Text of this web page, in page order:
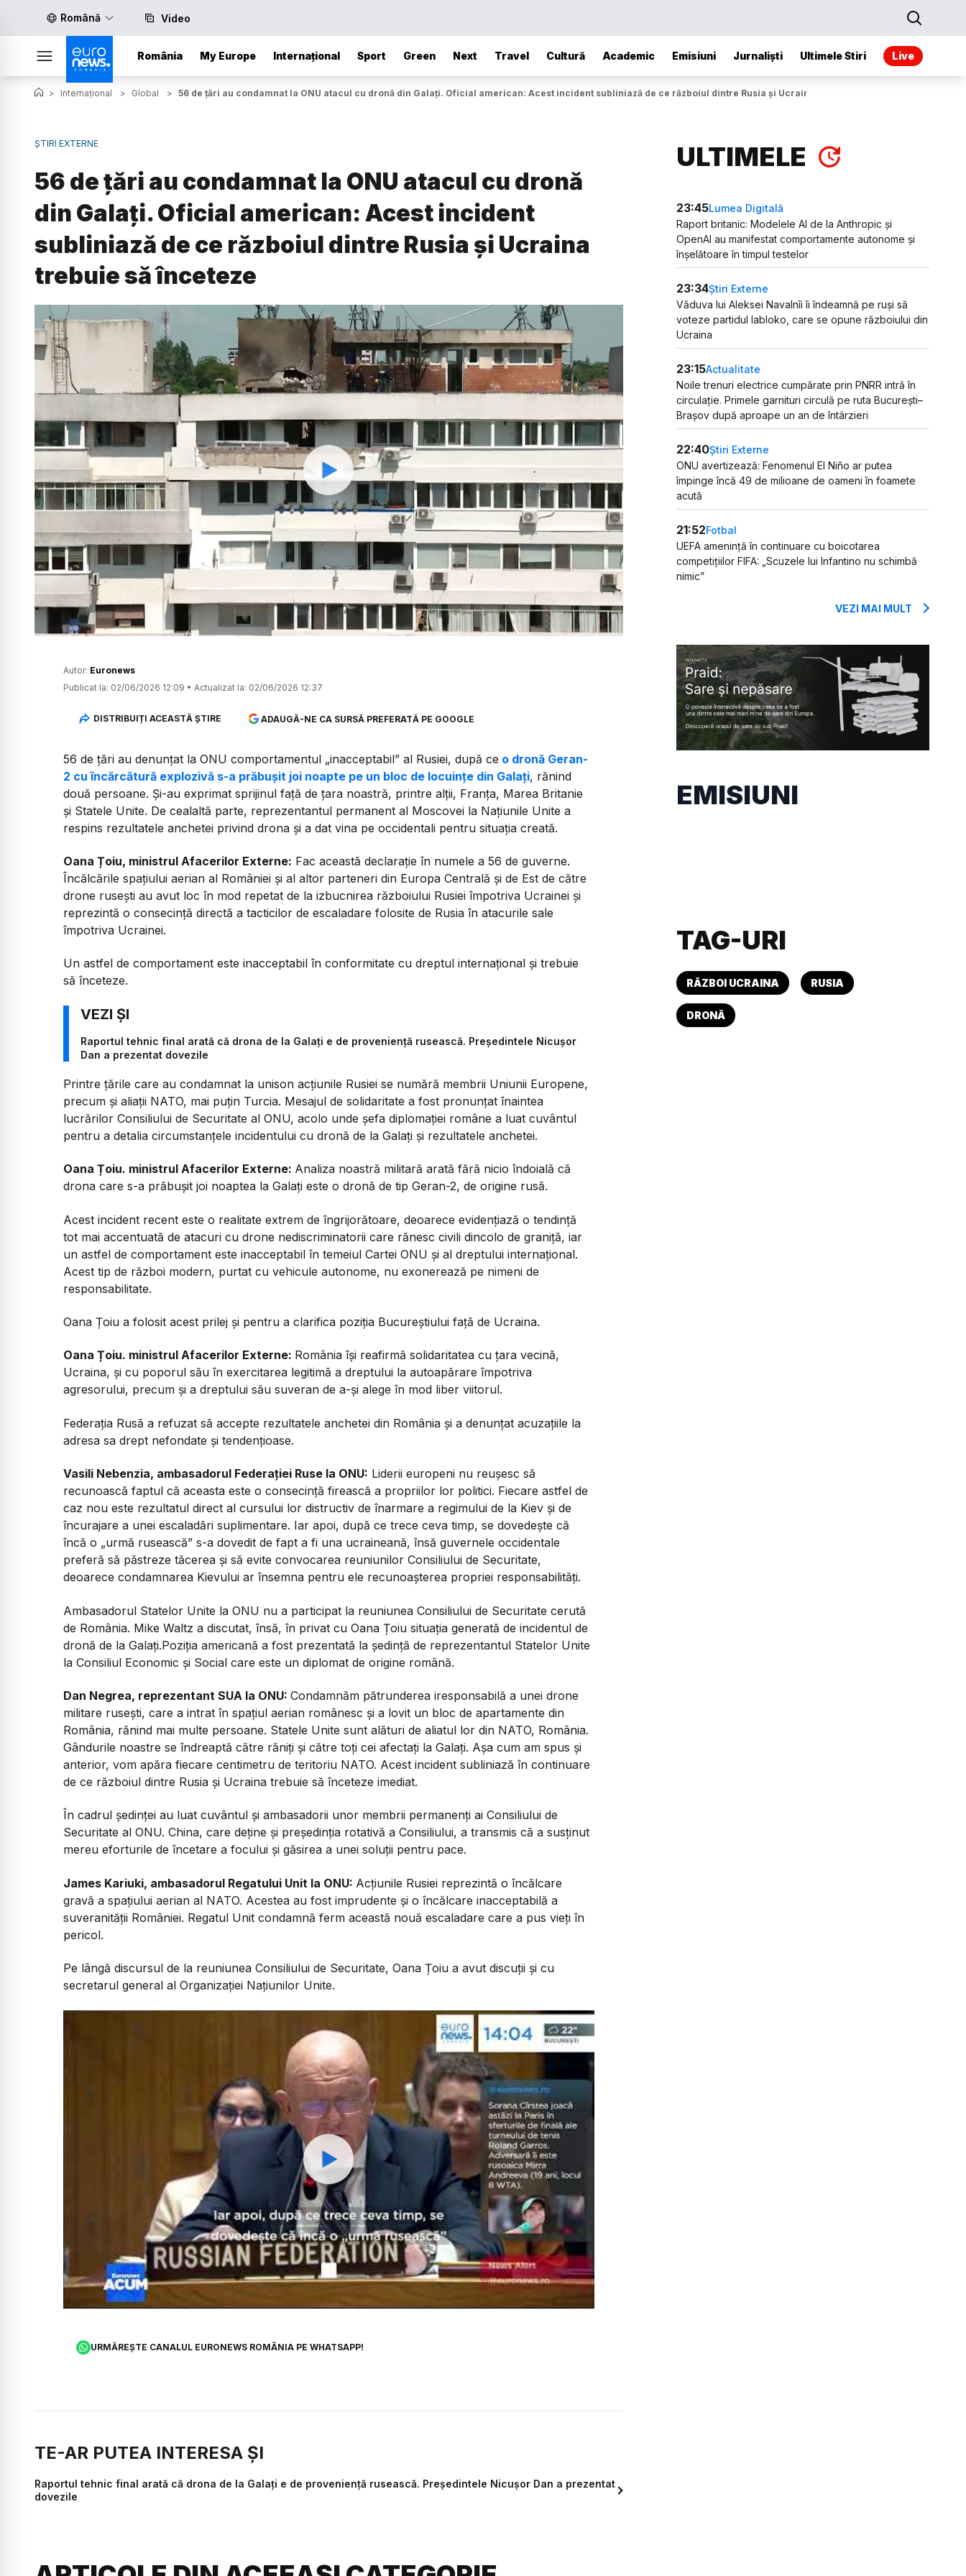
Română Video
România My Europe Internațional Sport Green Next Travel Cultură Academic Emisiuni Jurnaliști Ultimele Stiri Live
> Internațional > Global > 56 de țări au condamnat la ONU atacul cu dronă din Galați. Oficial american: Acest incident subliniază de ce războiul dintre Rusia și Ucraina trebuie să înceteze
ȘTIRI EXTERNE
56 de țări au condamnat la ONU atacul cu dronă
din Galați. Oficial american: Acest incident
subliniază de ce războiul dintre Rusia și Ucraina
trebuie să înceteze
Watch
Autor: Euronews
Publicat la: 02/06/2026 12:09 • Actualizat la: 02/06/2026 12:37
DISTRIBUIȚI ACEASTĂ ȘTIRE ADAUGĂ-NE CA SURSĂ PREFERATĂ PE GOOGLE
56 de ţări au denunţat la ONU comportamentul „inacceptabil” al Rusiei, după ce o dronă Geran-
2 cu încărcătură explozivă s-a prăbuşit joi noapte pe un bloc de locuinţe din Galați, rănind
două persoane. Și-au exprimat sprijinul față de țara noastră, printre alții, Franța, Marea Britanie
și Statele Unite. De cealaltă parte, reprezentantul permanent al Moscovei la Națiunile Unite a
respins rezultatele anchetei privind drona și a dat vina pe occidentali pentru situația creată.
Oana Țoiu, ministrul Afacerilor Externe: Fac această declarație în numele a 56 de guverne.
Încălcările spațiului aerian al României și al altor parteneri din Europa Centrală și de Est de către
drone rusești au avut loc în mod repetat de la izbucnirea războiului Rusiei împotriva Ucrainei și
reprezintă o consecință directă a tacticilor de escaladare folosite de Rusia în atacurile sale
împotriva Ucrainei.
Un astfel de comportament este inacceptabil în conformitate cu dreptul internațional și trebuie
să înceteze.
Raportul tehnic final arată că drona de la Galați e de proveniență rusească. Președintele Nicușor
Dan a prezentat dovezile
Printre țările care au condamnat la unison acțiunile Rusiei se numără membrii Uniunii Europene,
precum și aliații NATO, mai puțin Turcia. Mesajul de solidaritate a fost pronunțat înaintea
lucrărilor Consiliului de Securitate al ONU, acolo unde șefa diplomației române a luat cuvântul
pentru a detalia circumstanțele incidentului cu dronă de la Galați și rezultatele anchetei.
Oana Țoiu. ministrul Afacerilor Externe: Analiza noastră militară arată fără nicio îndoială că
drona care s-a prăbușit joi noaptea la Galați este o dronă de tip Geran-2, de origine rusă.
Acest incident recent este o realitate extrem de îngrijorătoare, deoarece evidențiază o tendință
tot mai accentuată de atacuri cu drone nediscriminatorii care rănesc civili dincolo de graniță, iar
un astfel de comportament este inacceptabil în temeiul Cartei ONU și al dreptului internațional.
Acest tip de război modern, purtat cu vehicule autonome, nu exonerează pe nimeni de
responsabilitate.
Oana Țoiu a folosit acest prilej și pentru a clarifica poziția Bucureștiului față de Ucraina.
Oana Țoiu. ministrul Afacerilor Externe: România își reafirmă solidaritatea cu țara vecină,
Ucraina, și cu poporul său în exercitarea legitimă a dreptului la autoapărare împotriva
agresorului, precum și a dreptului său suveran de a-și alege în mod liber viitorul.
Federația Rusă a refuzat să accepte rezultatele anchetei din România și a denunțat acuzațiile la
adresa sa drept nefondate și tendențioase.
Vasili Nebenzia, ambasadorul Federației Ruse la ONU: Liderii europeni nu reușesc să
recunoască faptul că aceasta este o consecință firească a propriilor lor politici. Fiecare astfel de
caz nou este rezultatul direct al cursului lor distructiv de înarmare a regimului de la Kiev și de
încurajare a unei escaladări suplimentare. Iar apoi, după ce trece ceva timp, se dovedește că
încă o „urmă rusească” s-a dovedit de fapt a fi una ucraineană, însă guvernele occidentale
preferă să păstreze tăcerea și să evite convocarea reuniunilor Consiliului de Securitate,
deoarece condamnarea Kievului ar însemna pentru ele recunoașterea propriei responsabilități.
Ambasadorul Statelor Unite la ONU nu a participat la reuniunea Consiliului de Securitate cerută
de România. Mike Waltz a discutat, însă, în privat cu Oana Țoiu situația generată de incidentul de
dronă de la Galați.Poziția americană a fost prezentată la ședință de reprezentantul Statelor Unite
la Consiliul Economic și Social care este un diplomat de origine română.
Dan Negrea, reprezentant SUA la ONU: Condamnăm pătrunderea iresponsabilă a unei drone
militare rusești, care a intrat în spațiul aerian românesc și a lovit un bloc de apartamente din
România, rănind mai multe persoane. Statele Unite sunt alături de aliatul lor din NATO, România.
Gândurile noastre se îndreaptă către răniți și către toți cei afectați la Galați. Așa cum am spus și
anterior, vom apăra fiecare centimetru de teritoriu NATO. Acest incident subliniază în continuare
de ce războiul dintre Rusia și Ucraina trebuie să înceteze imediat.
În cadrul ședinței au luat cuvântul și ambasadorii unor membrii permanenți ai Consiliului de
Securitate al ONU. China, care deține și președinția rotativă a Consiliului, a transmis că a susținut
mereu eforturile de încetare a focului și găsirea a unei soluții pentru pace.
James Kariuki, ambasadorul Regatului Unit la ONU: Acțiunile Rusiei reprezintă o încălcare
gravă a spațiului aerian al NATO. Acestea au fost imprudente și o încălcare inacceptabilă a
suveranității României. Regatul Unit condamnă ferm această nouă escaladare care a pus vieți în
pericol.
Pe lângă discursul de la reuniunea Consiliului de Securitate, Oana Țoiu a avut discuții și cu
secretarul general al Organizației Națiunilor Unite.
Watch
URMĂREȘTE CANALUL EURONEWS ROMÂNIA PE WHATSAPP!
TE-AR PUTEA INTERESA ȘI
Raportul tehnic final arată că drona de la Galați e de proveniență rusească. Președintele Nicușor Dan a prezentat
dovezile
ULTIMELE
23:45Lumea Digitală
Raport britanic: Modelele AI de la Anthropic și
OpenAI au manifestat comportamente autonome și
înșelătoare în timpul testelor
23:34Știri Externe
Văduva lui Aleksei Navalnîi îi îndeamnă pe ruși să
voteze partidul Iabloko, care se opune războiului din
Ucraina
23:15Actualitate
Noile trenuri electrice cumpărate prin PNRR intră în
circulație. Primele garnituri circulă pe ruta București–
Brașov după aproape un an de întârzieri
22:40Știri Externe
ONU avertizează: Fenomenul El Niño ar putea
împinge încă 49 de milioane de oameni în foamete
acută
21:52Fotbal
UEFA amenință în continuare cu boicotarea
competițiilor FIFA: „Scuzele lui Infantino nu schimbă
nimic”
VEZI MAI MULT
EMISIUNI
TAG-URI
RĂZBOI UCRAINA RUSIA
DRONĂ